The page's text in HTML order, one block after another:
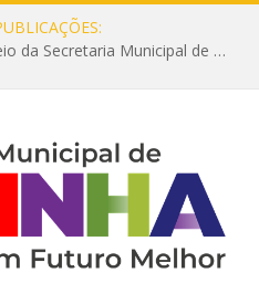
Prefeitura de Prainha, por meio da Secretaria Municipal de Educação, abre 354 vagas na área da Educação para 2025 com processo seletivo simplificado